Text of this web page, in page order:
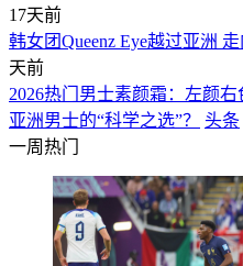
17天前
韩女团Queenz Eye越过亚洲
天前
2026热门男士素颜霜：左颜
亚洲男士的“科学之选”？
头条
一周热门